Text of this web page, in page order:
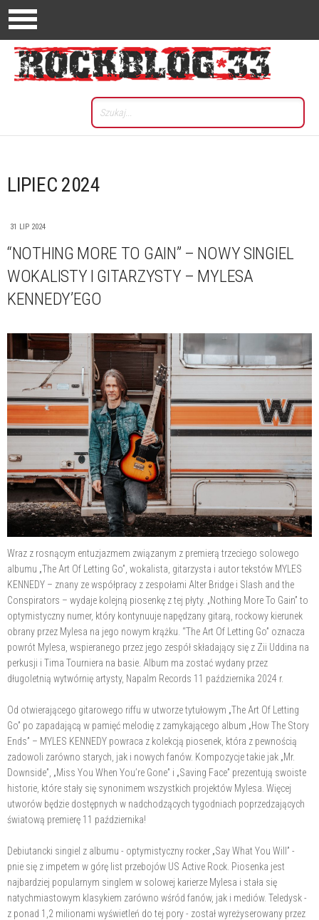
LIPIEC 2024
31 LIP 2024
“NOTHING MORE TO GAIN” – NOWY SINGIEL
WOKALISTY I GITARZYSTY – MYLESA
KENNEDY’EGO
Wraz z rosnącym entuzjazmem związanym z premierą trzeciego solowego
albumu „The Art Of Letting Go”, wokalista, gitarzysta i autor tekstów MYLES
KENNEDY – znany ze współpracy z zespołami Alter Bridge i Slash and the
Conspirators – wydaje kolejną piosenkę z tej płyty. „Nothing More To Gain” to
optymistyczny numer, który kontynuuje napędzany gitarą, rockowy kierunek
obrany przez Mylesa na jego nowym krążku. “The Art Of Letting Go” oznacza
powrót Mylesa, wspieranego przez jego zespół składający się z Zii Uddina na
perkusji i Tima Tourniera na basie. Album ma zostać wydany przez
długoletnią wytwórnię artysty, Napalm Records 11 października 2024 r.
Od otwierającego gitarowego riffu w utworze tytułowym „The Art Of Letting
Go” po zapadającą w pamięć melodię z zamykającego album „How The Story
Ends” – MYLES KENNEDY powraca z kolekcją piosenek, która z pewnością
zadowoli zarówno starych, jak i nowych fanów. Kompozycje takie jak „Mr.
Downside”, „Miss You When You’re Gone” i „Saving Face” prezentują swoiste
historie, które stały się synonimem wszystkich projektów Mylesa. Więcej
utworów będzie dostępnych w nadchodzących tygodniach poprzedzających
światową premierę 11 października!
Debiutancki singiel z albumu - optymistyczny rocker „Say What You Will” -
pnie się z impetem w górę list przebojów US Active Rock. Piosenka jest
najbardziej popularnym singlem w solowej karierze Mylesa i stała się
natychmiastowym klasykiem zarówno wśród fanów, jak i mediów. Teledysk -
z ponad 1,2 milionami wyświetleń do tej pory - został wyreżyserowany przez